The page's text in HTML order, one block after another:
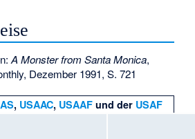
A Monster from Santa Monica,
Dezember 1991, S. 721
, USAAC, USAAFund der USAF